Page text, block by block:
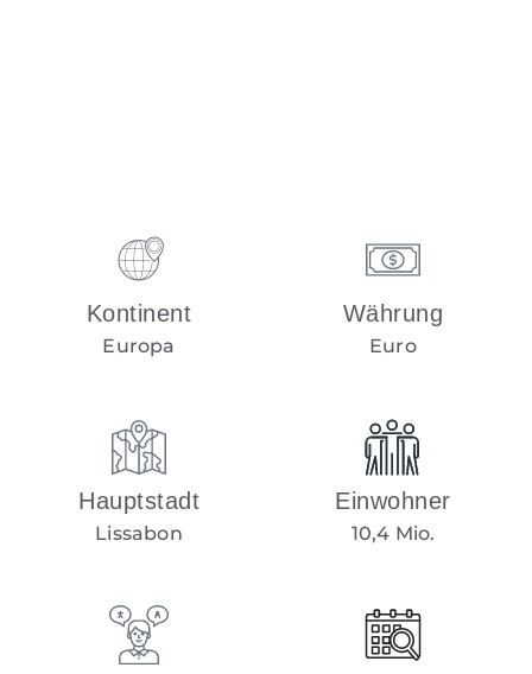
Kontinent
Europa
Währung
Euro
Hauptstadt
Lissabon
Einwohner
10,4 Mio.